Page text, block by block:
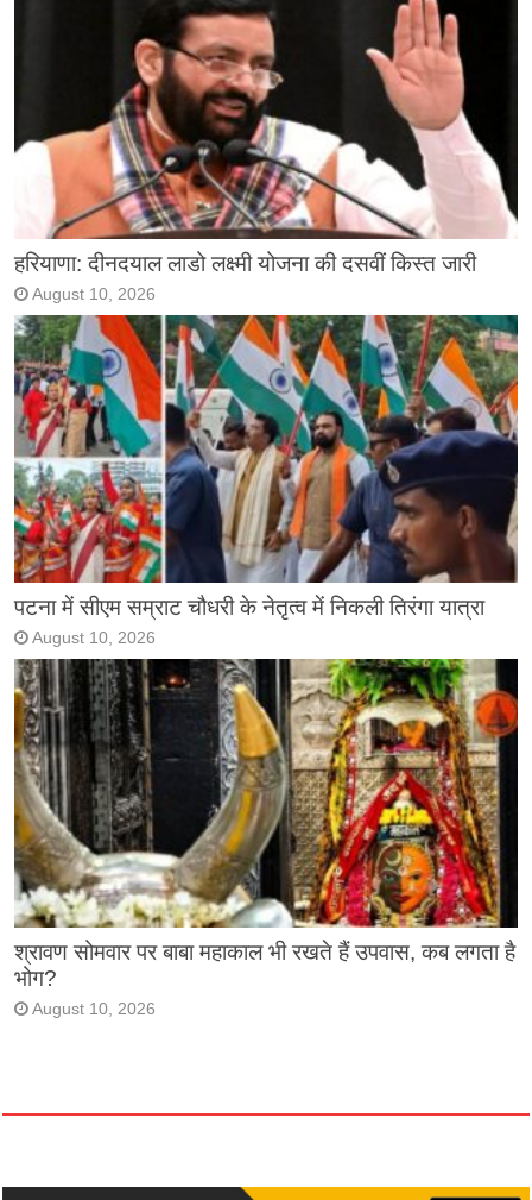
हरियाणा: दीनदयाल लाडो लक्ष्मी योजना की दसवीं किस्त जारी
August 10, 2026
पटना में सीएम सम्राट चौधरी के नेतृत्व में निकली तिरंगा यात्रा
August 10, 2026
श्रावण सोमवार पर बाबा महाकाल भी रखते हैं उपवास, कब लगता है
भोग?
August 10, 2026